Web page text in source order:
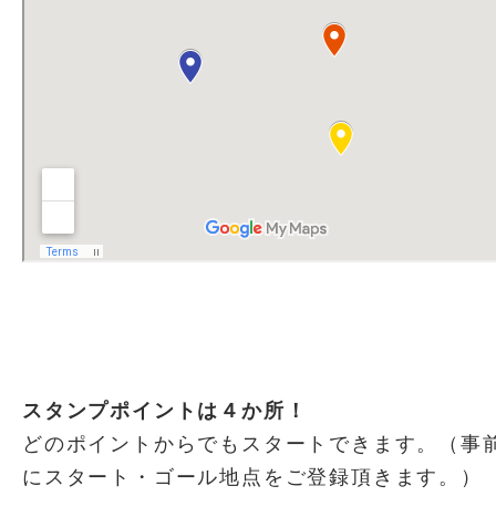
スタンプポイントは４か所！
どのポイントからでもスタートできます。（事
にスタート・ゴール地点をご登録頂きます。）